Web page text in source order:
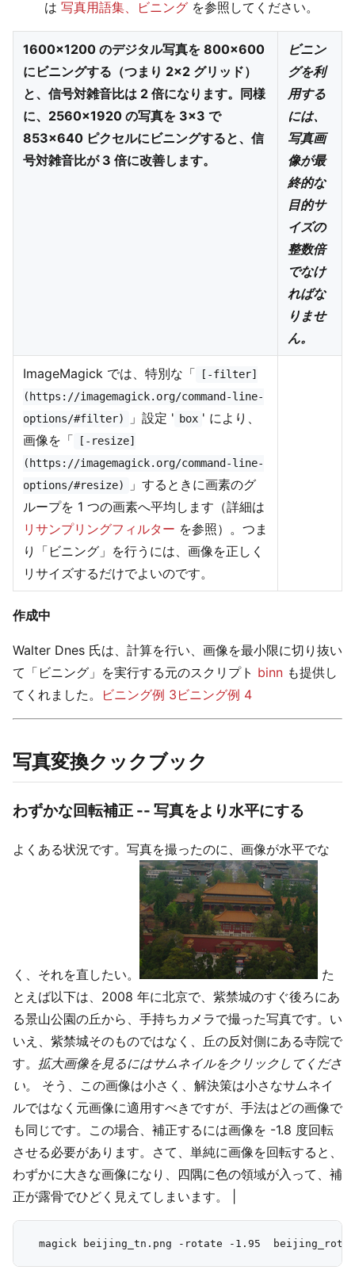
は 写真用語集、ビニング を参照してください。
1600×1200 のデジタル写真を 800×600
にビニングする（つまり 2×2 グリッド）
と、信号対雑音比は 2 倍になります。同様
に、2560×1920 の写真を 3×3 で
853×640 ピクセルにビニングすると、信
号対雑音比が 3 倍に改善します。
ビニン
グを利
用する
には、
写真画
像が最
終的な
目的サ
イズの
整数倍
でなけ
ればな
りませ
ん。
ImageMagick では、特別な「
[-filter]
(https://imagemagick.org/command-line-
options/#filter)
」設定 ' box ' により、
画像を「
[-resize]
(https://imagemagick.org/command-line-
options/#resize)
」するときに画素のグ
ループを 1 つの画素へ平均します（詳細は
リサンプリングフィルター を参照）。つま
り「ビニング」を行うには、画像を正しく
リサイズするだけでよいのです。
作成中
Walter Dnes 氏は、計算を行い、画像を最小限に切り抜い
て「ビニング」を実行する元のスクリプト binn も提供し
てくれました。
ビニング例 3 ビニング例 4
写真変換クックブック
わずかな回転補正 -- 写真をより水平にする
よくある状況です。写真を撮ったのに、画像が水平でな
く、それを直したい。
た
とえば以下は、2008 年に北京で、紫禁城のすぐ後ろにあ
る景山公園の丘から、手持ちカメラで撮った写真です。い
いえ、紫禁城そのものではなく、丘の反対側にある寺院で
す。 拡大画像を見るにはサムネイルをクリックしてくださ
い。
そう、この画像は小さく、解決策は小さなサムネイ
ルではなく元画像に適用すべきですが、手法はどの画像で
も同じです。この場合、補正するには画像を -1.8 度回転
させる必要があります。さて、単純に画像を回転すると、
わずかに大きな画像になり、四隅に色の領域が入って、補
正が露骨でひどく見えてしまいます。 |